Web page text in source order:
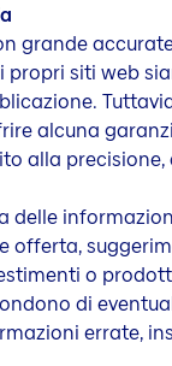
grande
propri siti web
alcuna
alla
delle
offerta,
o
di
errate,